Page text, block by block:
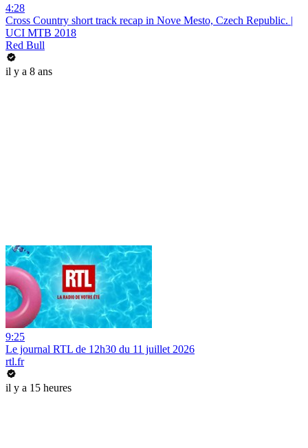
4:28
Cross Country short track recap in Nove Mesto, Czech Republic. |
UCI MTB 2018
Red Bull
il y a 8 ans
9:25
Le journal RTL de 12h30 du 11 juillet 2026
rtl.fr
il y a 15 heures